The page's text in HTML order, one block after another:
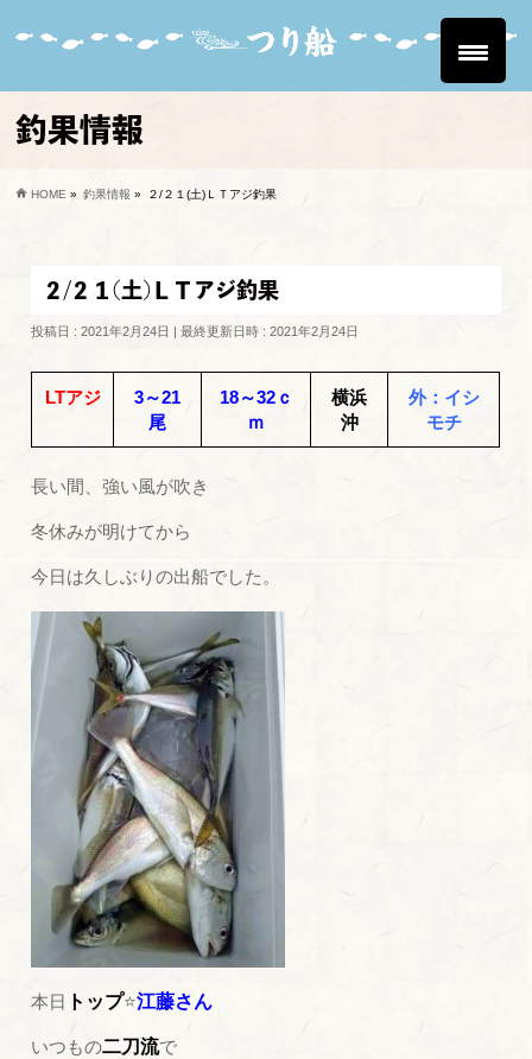
釣果情報
HOME » 釣果情報 » ２/２１(土)ＬＴアジ釣果
２/２１(土)ＬＴアジ釣果
投稿日 : 2021年2月24日 最終更新日時 : 2021年2月24日
LTアジ
3～21
尾
18～32ｃ
ｍ
横浜
沖
外：イシ
モチ
長い間、強い風が吹き
冬休みが明けてから
今日は久しぶりの出船でした。
本日 トップ⭐江藤さん
いつもの二刀流で